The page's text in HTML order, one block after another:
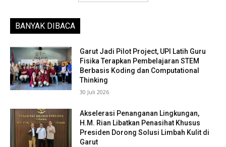
BANYAK DIBACA
Garut Jadi Pilot Project, UPI Latih Guru
Fisika Terapkan Pembelajaran STEM
Berbasis Koding dan Computational
Thinking
30 Juli 2026
Akselerasi Penanganan Lingkungan,
H.M. Rian Libatkan Penasihat Khusus
Presiden Dorong Solusi Limbah Kulit di
Garut